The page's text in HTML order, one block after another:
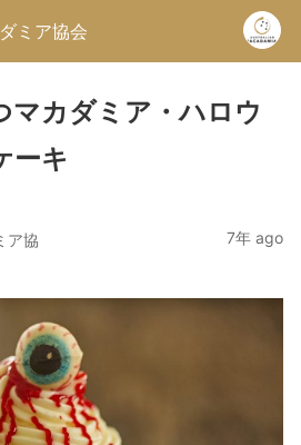
ミア協会
マカダミア・ハロウ
ーキ
ア協
7年 ago